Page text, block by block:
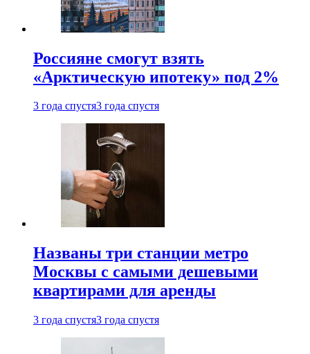
Россияне смогут взять
«Арктическую ипотеку» под 2%
3 года спустя3 года спустя
Названы три станции метро
Москвы с самыми дешевыми
квартирами для аренды
3 года спустя3 года спустя